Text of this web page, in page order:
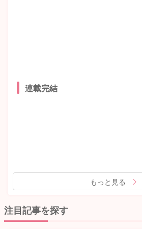
連載完結
もっと見る
注目記事を探す